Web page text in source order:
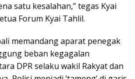
satu kesalahan,” tegas Kyai
Forum Kyai Tahlil.
memandang aparat penegak
beban kegagalan
DPR selaku wakil Rakyat dan